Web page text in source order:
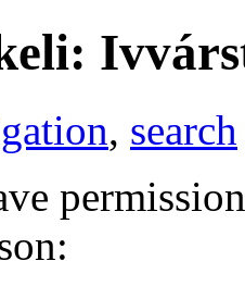
, search